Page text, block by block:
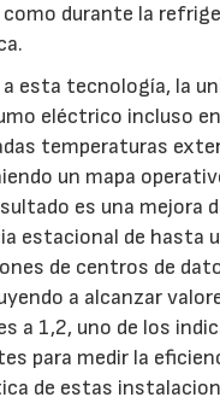
durante la
a esta tecnología, la
eléctrico incluso
temperaturas
un mapa
es una mejora
estacional de hasta
de centros de
a alcanzar
a 1,2, uno de los
para medir la
de estas